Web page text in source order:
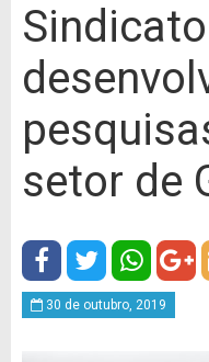
setor de
30 de outubro, 2019